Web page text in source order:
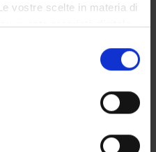
vostre scelte in materia di
questa proprietà digitale
consenso in qualsiasi
sui cookie o facendo clic
sulla tua posizione